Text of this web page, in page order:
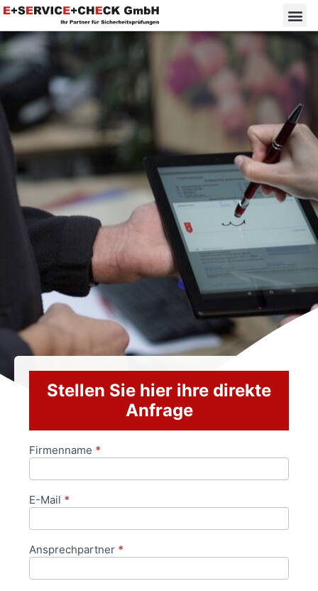
Stellen Sie hier ihre direkte
Anfrage
Anfrageformular
Firmenname *
E-Mail *
Ansprechpartner *